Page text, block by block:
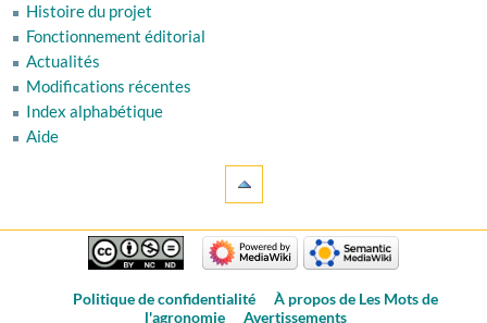
Histoire du projet
Fonctionnement éditorial
Actualités
Modifications récentes
Index alphabétique
Aide
Politique de confidentialité
À propos de Les Mots de
l'agronomie
Avertissements